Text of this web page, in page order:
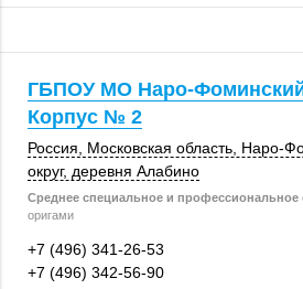
ГБПОУ МО Наро-Фоминский
Корпус № 2
Россия Московская область , Наро-
округ, деревня Алабино
Среднее специальное и профессиональное
оригами
+7 (496) 341-26-53
+7 (496) 342-56-90